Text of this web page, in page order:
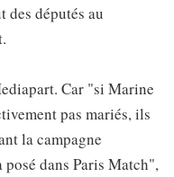
des députés au
Car "si Marine
pas mariés, ils
la campagne
dans Paris Match",